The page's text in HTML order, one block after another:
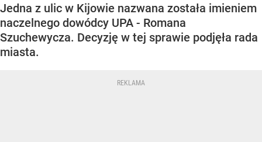
Jedna z ulic w Kijowie nazwana została imieniem
naczelnego dowódcy UPA - Romana
Szuchewycza. Decyzję w tej sprawie podjęła rada
miasta.